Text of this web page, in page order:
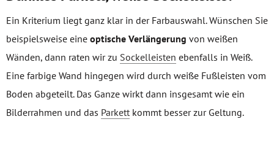
Ein Kriterium liegt ganz klar in der Farbauswahl. Wünschen Sie
beispielsweise eine optische Verlängerung von weißen
Wänden, dann raten wir zu Sockelleisten ebenfalls in Weiß.
Eine farbige Wand hingegen wird durch weiße Fußleisten vom
Boden abgeteilt. Das Ganze wirkt dann insgesamt wie ein
Bilderrahmen und das Parkettkommt besser zur Geltung.